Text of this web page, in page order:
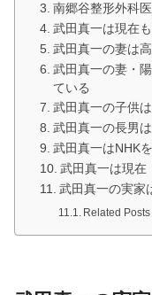
南郷谷整形外科
武田真一は現在
武田真一の妻は
武田真一の妻・
ている
武田真一の子供
武田真一の長男
武田真一はNHK
武田真一は現在
武田真一の実家
Related Posts